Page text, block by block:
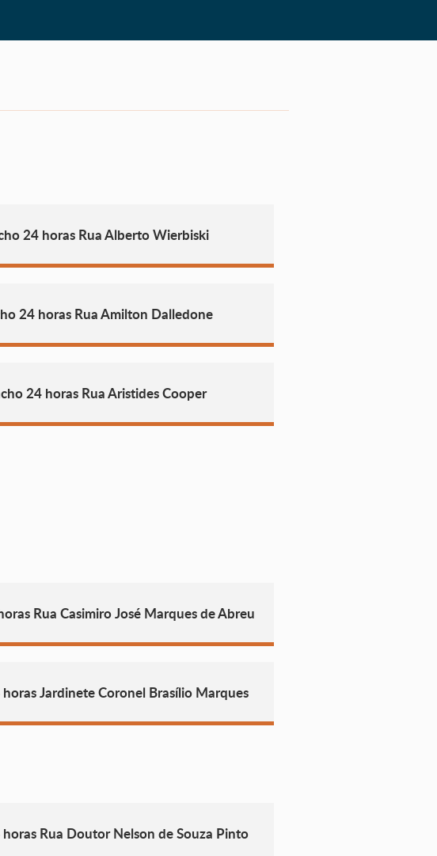
24 horas Rua Alberto Wierbiski
24 horas Rua Amilton Dalledone
24 horas Rua Aristides Cooper
Rua Casimiro José Marques de Abreu
Jardinete Coronel Brasílio Marques
Rua Doutor Nelson de Souza Pinto